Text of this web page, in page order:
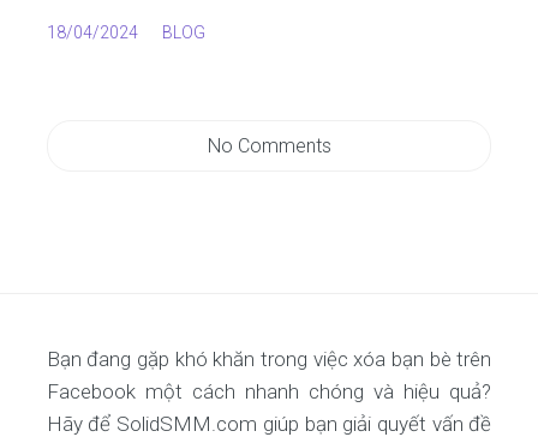
18/04/2024 BLOG
No Comments
Bạn đang gặp khó khăn trong việc xóa bạn bè trên
Facebook một cách nhanh chóng và hiệu quả?
Hãy để SolidSMM.com giúp bạn giải quyết vấn đề